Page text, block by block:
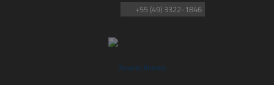
+55 (49) 3322-1846